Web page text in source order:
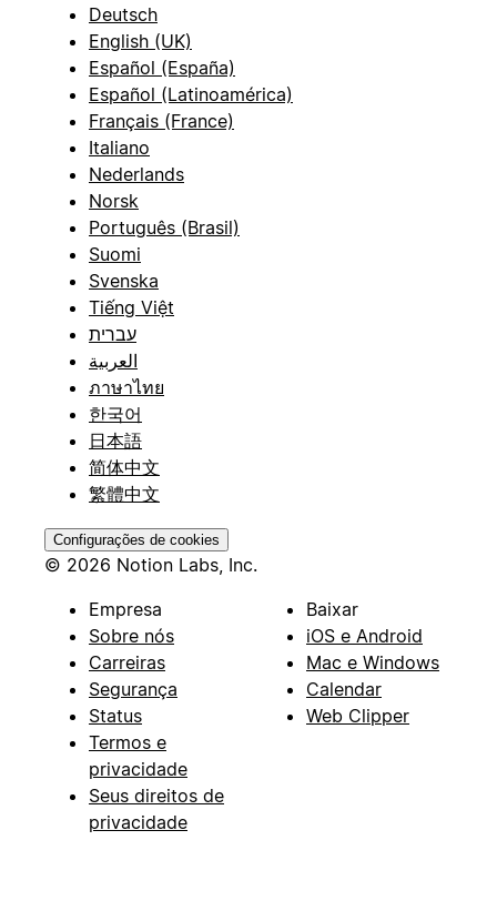
Deutsch
English (UK)
Español (España)
Español (Latinoamérica)
Français (France)
Italiano
Nederlands
Norsk
Português (Brasil)
Suomi
Svenska
Tiếng Việt
עברית
العربية
ภาษาไทย
한국어
日本語
简体中文
繁體中文
Configurações de cookies
© 2026 Notion Labs, Inc.
Empresa
Sobre nós
Carreiras
Segurança
Status
Termos e
privacidade
Seus direitos de
privacidade
Baixar
iOS e Android
Mac e Windows
Calendar
Web Clipper